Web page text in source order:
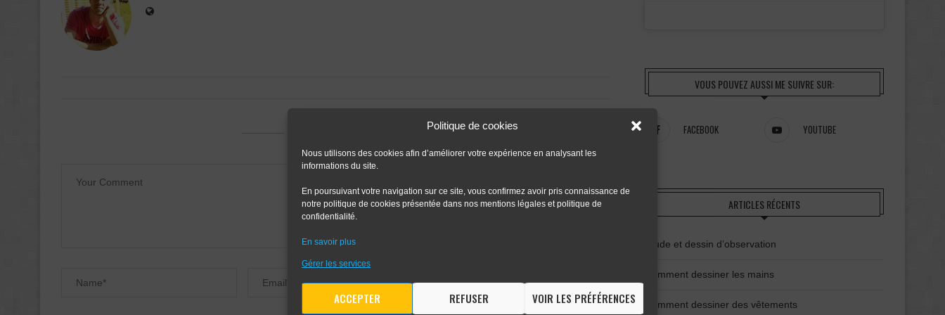
Politique de cookies
Nous utilisons des cookies afin d’améliorer votre expérience en analysant les
informations du site.
En poursuivant votre navigation sur ce site, vous confirmez avoir pris connaissance de
notre politique de cookies présentée dans nos mentions légales et politique de
confidentialité.
En savoir plus
Gérer les services
ACCEPTER REFUSER VOIR LES PRÉFÉRENCES
VOUS POUVEZ AUSSI ME SUIVRE SUR:
FACEBOOK YOUTUBE
ARTICLES RÉCENTS
Étude et dessin d’observation
Comment dessiner les mains
Comment dessiner des vêtements